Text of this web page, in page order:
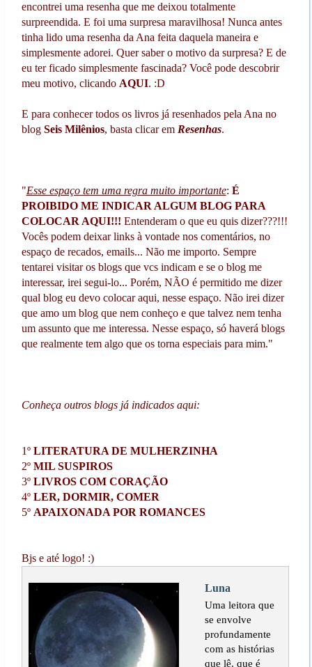
encontrei uma resenha que me deixou totalmente
surpreendida. E foi uma surpresa maravilhosa! Nunca antes
tinha lido uma resenha da Ana feita daquela maneira e
simplesmente adorei. Quer saber o motivo da surpresa? E de
eu ter ficado simplesmente fascinada? Você pode descobrir
meu motivo, clicando AQUI. :D
E para conhecer todos os livros já resenhados pela Ana no
blog Seis Milênios, basta clicar em Resenhas.
"Esse espaço tem uma regra muito importante: É
PROIBIDO ME INDICAR ALGUM BLOG PARA
COLOCAR AQUI!!! Entenderam o que eu quis dizer???!!!
Vocês podem deixar links à vontade nos comentários, no
espaço de recados, emails... Não me importo. Sempre
tentarei visitar os blogs que vcs indicam e se o blog me
interessar, irei segui-lo... Porém, NÃO é permitido me dizer
qual blog eu devo colocar aqui, nesse espaço. Não irei dizer
que amo um blog que nem conheço e que talvez nem tenha
um assunto que me interessa. Nesse espaço, só haverá blogs
que realmente tem algo que os torna especiais para mim."
Conheça outros blogs já indicados aqui:
1º LITERATURA DE MULHERZINHA
2º MIL SUSPIROS
3º LIVROS COM CORAÇÃO
4º LER, DORMIR, COMER
5º APAIXONADA POR ROMANCES
Bjs e até logo! :)
Luna
Uma leitora que
se envolve
profundamente
com as histórias
que lê, que é